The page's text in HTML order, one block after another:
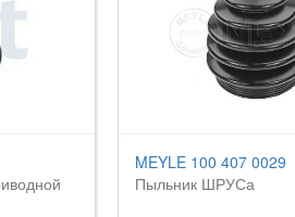
MEYLE 100 407 0029
Пыльник ШРУСа